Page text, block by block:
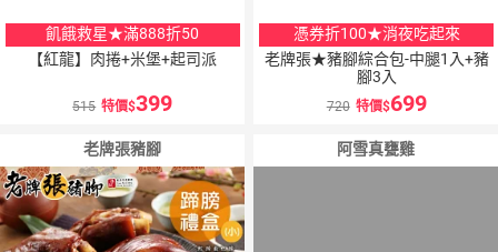
飢餓救星★滿888折50
【紅龍】肉捲+米堡+起司派
515 特價 399
憑券折100★消夜吃起來
老牌張★豬腳綜合包-中腿1入+豬
腳3入
720 特價 699
老牌張豬腳 阿雪真甕雞